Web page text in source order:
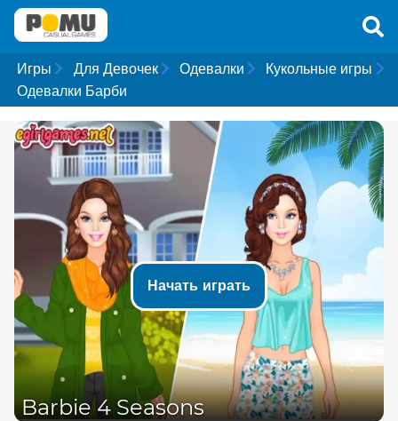
Игры Для Девочек Одевалки
Кукольные игры
Одевалки Барби
Начать играть
Barbie 4 Seasons